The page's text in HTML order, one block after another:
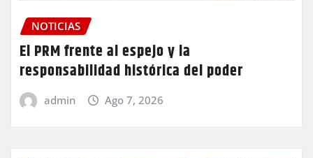
NOTICIAS
El PRM frente al espejo y la
responsabilidad histórica del poder
admin Ago 7, 2026